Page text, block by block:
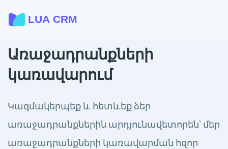
Առաջադրանքների
կառավարում
Կազմակերպեք և հետևեք ձեր
առաջադրանքներին արդյունավետորեն՝ մեր
առաջադրանքների կառավարման հզոր